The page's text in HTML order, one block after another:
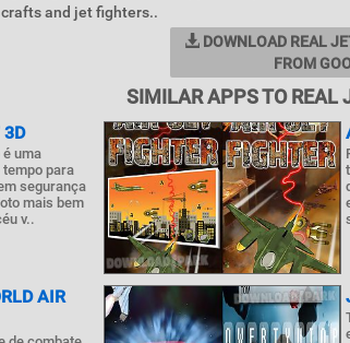
crafts and jet fighters..
DOWNLOAD REAL
FROM
SIMILAR APPS TO REAL
3D
é uma
para
segurança
mais bem
v..
AIR